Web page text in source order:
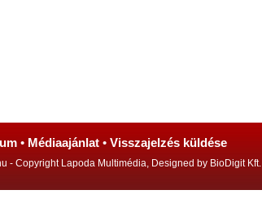
• Médiaajánlat • Visszajelzés küldése
- Copyright Lapoda Multimédia, Designed by BioDigit Kft.